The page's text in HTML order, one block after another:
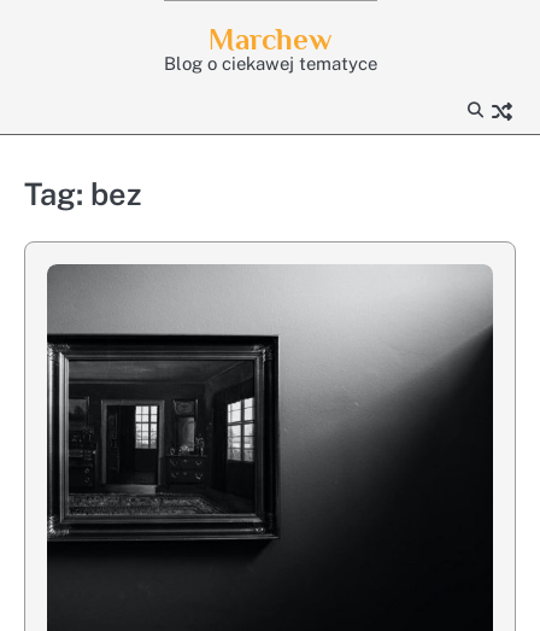
Marchew
Blog o ciekawej tematyce
Tag: bez